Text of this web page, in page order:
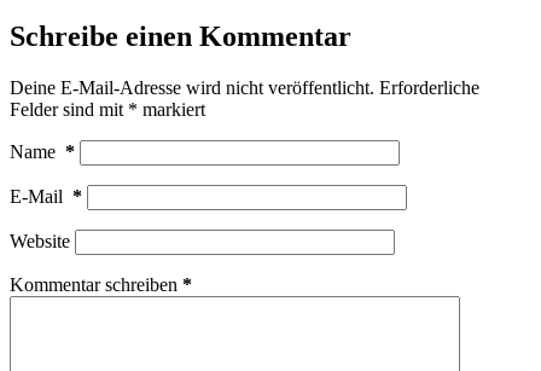
Schreibe einen Kommentar
Deine E-Mail-Adresse wird nicht veröffentlicht. Erforderliche
Felder sind mit * markiert
Name *
E-Mail *
Website
Kommentar schreiben *